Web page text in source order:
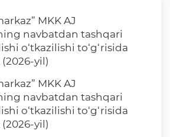
MKK AJ
navbatdan tashqari
o‘tkazilishi to‘g‘risida
(2026-yil)
MKK AJ
navbatdan tashqari
o‘tkazilishi to‘g‘risida
(2026-yil)